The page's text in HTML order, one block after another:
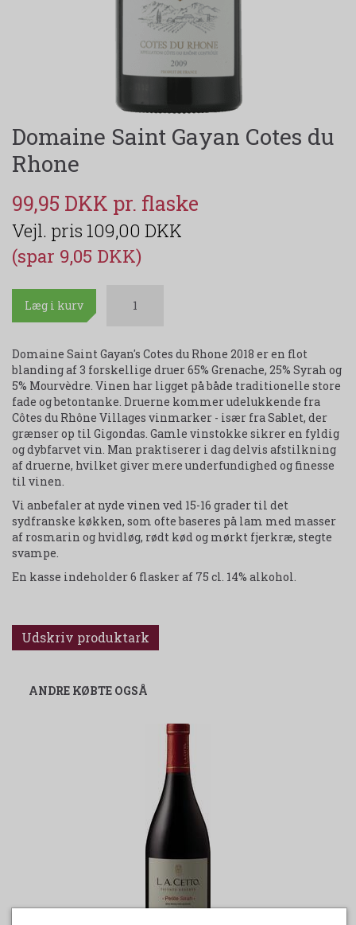
Domaine Saint Gayan Cotes du
Rhone
99,95 DKK
109,00 DKK
(spar 9,05 DKK)
Læg i kurv
Domaine Saint Gayan's Cotes du Rhone 2018 er en flot
blanding af 3 forskellige druer 65% Grenache, 25% Syrah og
5% Mourvèdre. Vinen har ligget på både traditionelle store
fade og betontanke. Druerne kommerudelukkende fra
Côtes du Rhône Villages vinmarker - især fra Sablet, der
grænser op til Gigondas. Gamle vinstokke sikreren fyldig
ogdybfarvet vin. Man praktiserer i dagdelvis afstilkning
af druerne, hvilket giver mere underfundighed og finesse
til vinen.
Vi anbefaler at nyde vinen ved 15-16 grader til det
sydfranske køkken, som ofte baseres på lam med masser
af rosmarin og hvidløg, rødt kød og mørkt fjerkræ, stegte
svampe.
En kasse indeholder 6 flasker af 75 cl. 14% alkohol.
Udskriv produktark
ANDRE KØBTE OGSÅ